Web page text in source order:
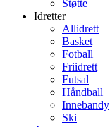
Støtte
Idretter
Allidrett
Basket
Fotball
Friidrett
Futsal
Håndball
Innebandy
Ski